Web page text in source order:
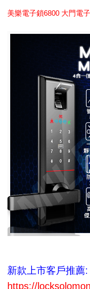
美樂電子鎖6800 大門電
新款上市客戶推薦:
https://